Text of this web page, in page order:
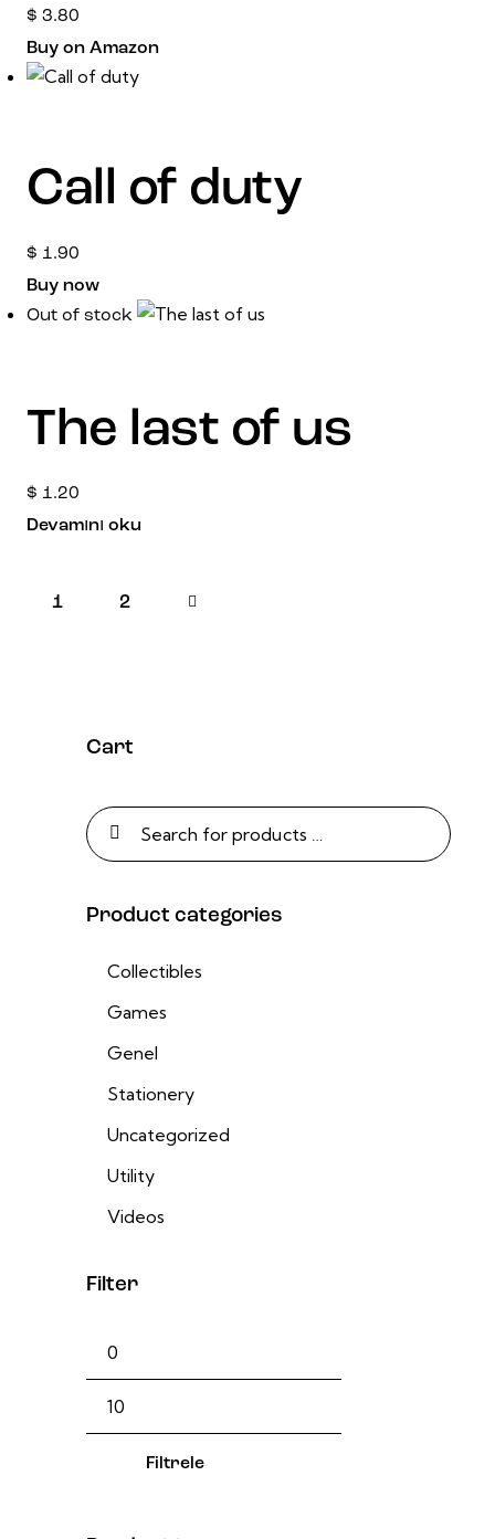
$ 3.80
Buy on Amazon
Call of duty
$ 1.90
Buy now
Out of stock
The last of us
$ 1.20
Devamını oku
1 2
Cart
Product categories
Collectibles
Games
Genel
Stationery
Uncategorized
Utility
Videos
Filter
Filtrele